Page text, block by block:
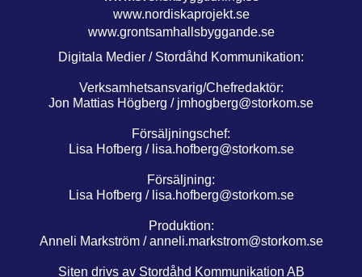
www.nordiskaprojekt.se
www.grontsamhallsbyggande.se
Digitala Medier / Stordåhd Kommunikation:
Verksamhetsansvarig/Chefredaktör:
Jon Mattias Högberg / jmhogberg@storkom.se
Försäljningschef:
Lisa Hofberg / lisa.hofberg@storkom.se
Försäljning:
Lisa Hofberg / lisa.hofberg@storkom.se
Produktion:
Anneli Markström /anneli.markstrom@storkom.se
Siten drivs av Stordåhd Kommunikation AB